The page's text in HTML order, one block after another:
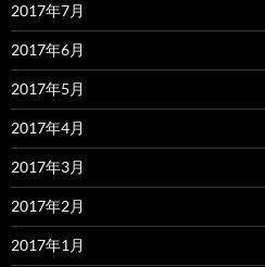
2017年7月
2017年6月
2017年5月
2017年4月
2017年3月
2017年2月
2017年1月